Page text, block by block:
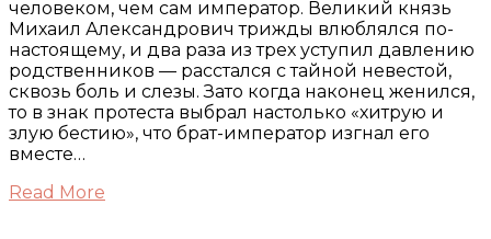
человеком, чем сам император. Великий князь
Михаил Александрович трижды влюблялся по-
настоящему, и два раза из трех уступил давлению
родственников — расстался с тайной невестой,
сквозь боль и слезы. Зато когда наконец женился,
то в знак протеста выбрал настолько «хитрую и
злую бестию», что брат-император изгнал его
вместе…
Read More